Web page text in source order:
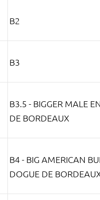
B2
B3
B3.5 - BIGGER MALE
DE BORDEAUX
B4 - BIG AMERICAN
DOGUE DE